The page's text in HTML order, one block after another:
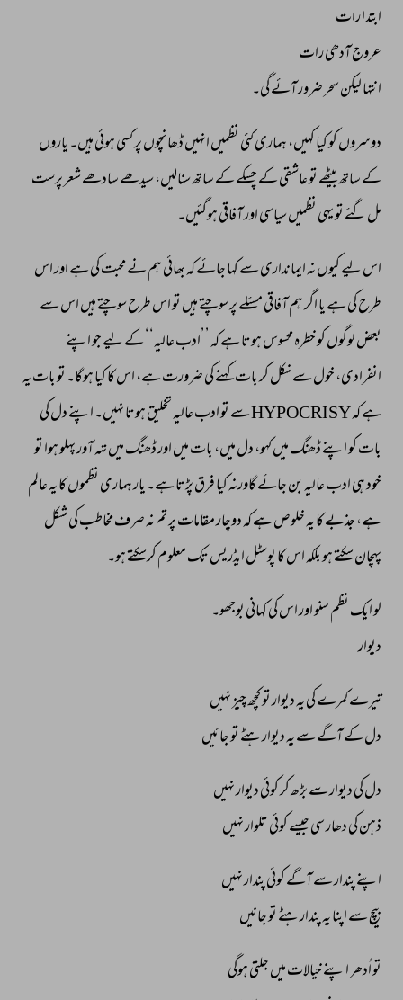
ابتدا رات
عروج آدھی رات
انتہا لیکن سحر ضرور آئے گی۔
دوسروں کو کیا کہیں، ہماری کئی نظمیں انہیں ڈھانچوں پر کسی ہوئی ہیں۔ یاروں
کے ساتھ بیٹھے تو عاشقی کے چسکے کے ساتھ سنالیں، سیدھے سادھے شعر پرست
مل گئے تو یہی نظمیں سیاسی اور آفاقی ہوگئیں۔
اس لیے کیوں نہ ایمانداری سے کہا جائے کہ بھائی ہم نے محبت کی ہے اور اس
طرح کی ہے یا اگر ہم آفاقی مسئلے پر سوچتے ہیں تو اس طرح سوچتے ہیں اس سے
بعض لوگوں کو خطرہ محسوس ہوتا ہے کہ ’’ادب عالیہ‘‘ کے لیے جو اپنے
انفرادی، خول سے نکل کر بات کہنے کی ضرورت ہے، اس کا کیا ہوگا۔ تو بات یہ
ہے کہ HYPOCRISY سے تو ادب عالیہ تخلیق ہوتا نہیں۔ اپنے دل کی
بات کو اپنے ڈھنگ میں کہو، دل میں، بات میں اور ڈھنگ میں تہہ آور پہلو ہوا تو
خود ہی ادب عالیہ بن جائے گاورنہ کیا فرق پڑتا ہے۔ یار ہماری نظموں کا یہ عالم
ہے، جذبے کا یہ خلوص ہے کہ دوچار مقامات پر تم نہ صرف مخاطب کی شکل
پہچان سکتے ہو بلکہ اس کا پوسٹل ایڈریس تک معلوم کرسکتے ہو۔
لو ایک نظم سنو اور اس کی کہانی بوجھو۔
دیوار
تیرے کمرے کی یہ دیوار تو کچھ چیز نہیں
دل کے آگے سے یہ دیوار ہٹے تو جائیں
دل کی دیوار سے بڑھ کر کوئی دیوار نہیں
ذہن کی دھار سی جیسے کوئی تلوار نہیں
اپنے پندار سے آگے کوئی پندار نہیں
بیچ سے اپنا یہ پندار ہٹے تو جانیں
تو اُدھر ا پنے خیالات میں جلتی ہوگی